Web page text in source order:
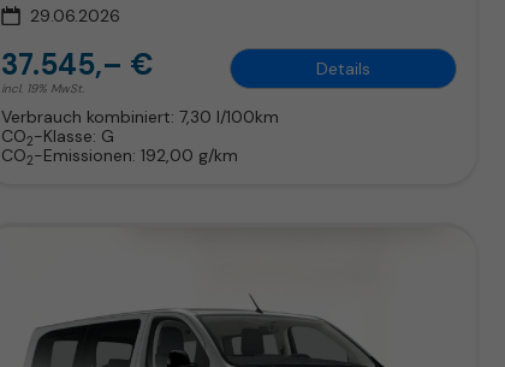
29.06.2026
37.545,– €
incl. 19% MwSt.
Details
Verbrauch kombiniert:7,30 l/100km
CO2-Klasse: G
CO2-Emissionen:192,00 g/km